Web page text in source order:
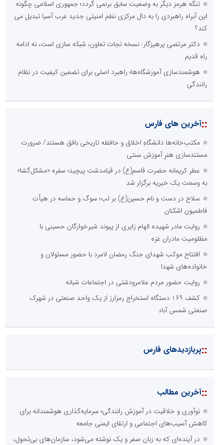
تنگه هرمز دیگر به وضعیت سابق برنمی گردد؛ جمهوری اسلامی چگونه
این آبراه راهبردی را به دال مرکزی نظم امنیتی جدید غرب آسیا تبدیل می
کند؟
دکتر مرتضی پرهیزگار: نسخه نجات تعاون، شبکه سازی است، نه ادامه
راه قدیم
هوشمندسازی آموزشگاه‌ها؛ راهبرد اصلی برای تضمین کیفیت در نظام
رانندگی
::آخرین های فارس
مکتب‌خانه‌ها دانشگاهِ اخلاق و حافظه تاریخی بافق هستند/ ضرورت
مستندسازی هنرِ آموزش سنتی
عطر کریمانه حضرت قاسم(ع) در قیامدشت پیچید؛ سفره «مشکل‌گشا»
به وسعت یک خیریه برگزار شد
سلاح در دست و نام حسین(ع) بر لب؛ سوگ و حماسه در هیأت
فاطمیون اشکنان
روایت مادر شهیده الهام زایری از پیوند شیرخوارگان حسینی با
مظلومیت مادران غزه
افتتاح موکب شهدای جنگ رمضان لامرد با حضور مسئولان و
خانواده‌های شهدا
روایت حضور مردم علامرودشتی در اجتماعات شبانه
کشف 169 دستگاه استخراج رمزارز از یک واحد صنعتی در شهرک
صنعتی شمس آباد
::پربازدیدهای فارس
::آخرین مطالب
نوآوری و خلاقیت در آموزش رانندگی؛ سرمایه‌گذاری هوشمندانه برای
کاهش آسیب‌های اجتماعی و ارتقای ایمنی جامعه
در آینده‌ای که به زبان صفر و یک نوشته می‌شود، سازمان‌های بی‌تحول،